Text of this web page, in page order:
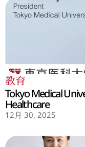
教育
Tokyo Medical
Healthcare
12月 30, 2025